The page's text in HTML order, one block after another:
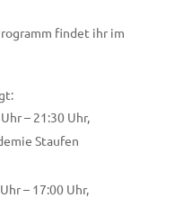
findet ihr im
– 21:30 Uhr,
Staufen
– 17:00 Uhr,